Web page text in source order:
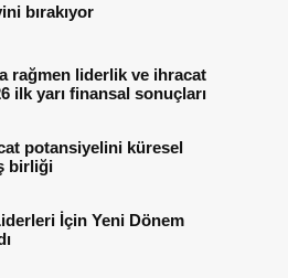
bırakıyor
rağmen liderlik ve ihracat
ilk yarı finansal sonuçları
potansiyelini küresel
birliği
İçin Yeni Dönem